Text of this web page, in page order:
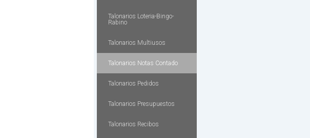
Talonarios Loteria-Bingo-
Rabino
Talonarios Multiusos
Talonarios Notas Contado
Talonarios Pedidos
Talonarios Presupuestos
Talonarios Recibos